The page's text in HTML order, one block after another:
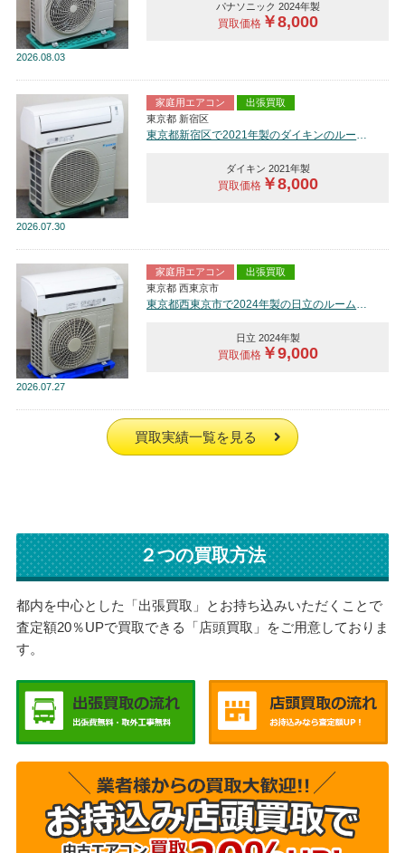
2026 08.03
パナソニック 2024年製
買取価格￥8,000
2026 07.30
家庭用エアコン
出張買取
東京都 新宿区
ダイキン 2021年製
買取価格￥8,000
2026 07.27
家庭用エアコン
出張買取
東京都 西東京市
日立 2024年製
買取価格￥9,000
買取実績一覧を見る
２つの買取方法
都内を中心とした「出張買取」とお持ち込みいただくことで
査定額20％UPで買取できる「店頭買取」をご用意しておりま
す。